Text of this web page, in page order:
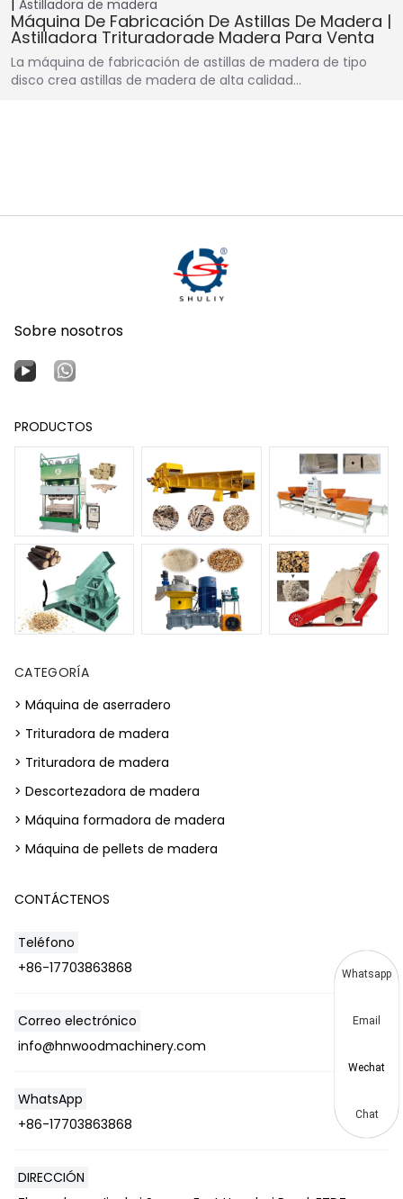
Astilladora de madera
Máquina De Fabricación De Astillas De Madera |
Astilladora Trituradorade Madera Para Venta
La máquina de fabricación de astillas de madera de tipo
disco crea astillas de madera de alta calidad…
Sobre nosotros
PRODUCTOS
CATEGORÍA
> Máquina de aserradero
> Trituradora de madera
> Trituradora de madera
> Descortezadora de madera
> Máquina formadora de madera
> Máquina de pellets de madera
CONTÁCTENOS
Teléfono
+86-17703863868
Correo electrónico
info@hnwoodmachinery.com
WhatsApp
+86-17703863868
DIRECCIÓN
Whatsapp
Email
Wechat
Chat